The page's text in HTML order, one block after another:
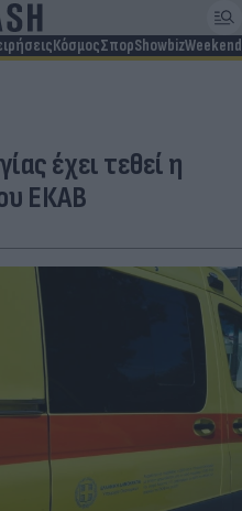
ΚόσμοςΣπορShowbizWeekend
έχει τεθεί η
ΕΚΑΒ